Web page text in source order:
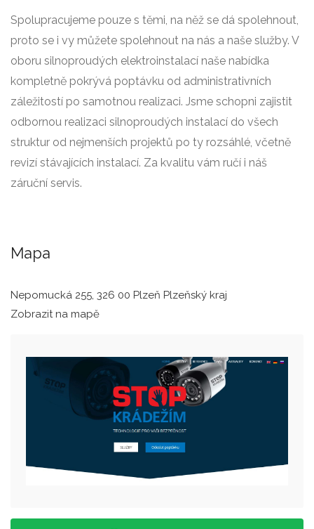
Spolupracujeme pouze s těmi, na něž se dá spolehnout,
proto se i vy můžete spolehnout na nás a naše služby. V
oboru silnoproudých elektroinstalací naše nabídka
kompletně pokrývá poptávku od administrativních
záležitostí po samotnou realizaci. Jsme schopni zajistit
odbornou realizaci silnoproudých instalací do všech
struktur od nejmenších projektů po ty rozsáhlé, včetně
revizí stávajících instalací. Za kvalitu vám ručí i náš
záruční servis.
Mapa
Nepomucká 255, 326 00 Plzeň Plzeňský kraj
Zobrazit na mapě